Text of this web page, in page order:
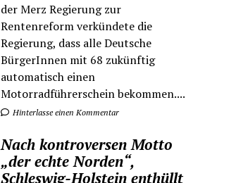
der Merz Regierung zur
Rentenreform verkündete die
Regierung, dass alle Deutsche
BürgerInnen mit 68 zukünftig
automatisch einen
Motorradführerschein bekommen....
Hinterlasse einen Kommentar
Nach kontroversen Motto
„der echte Norden“,
Schleswig-Holstein enthüllt